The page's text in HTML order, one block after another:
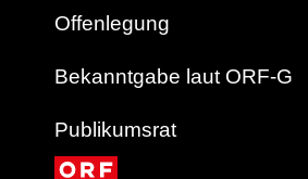
Offenlegung
Bekanntgabe laut ORF-G
Publikumsrat